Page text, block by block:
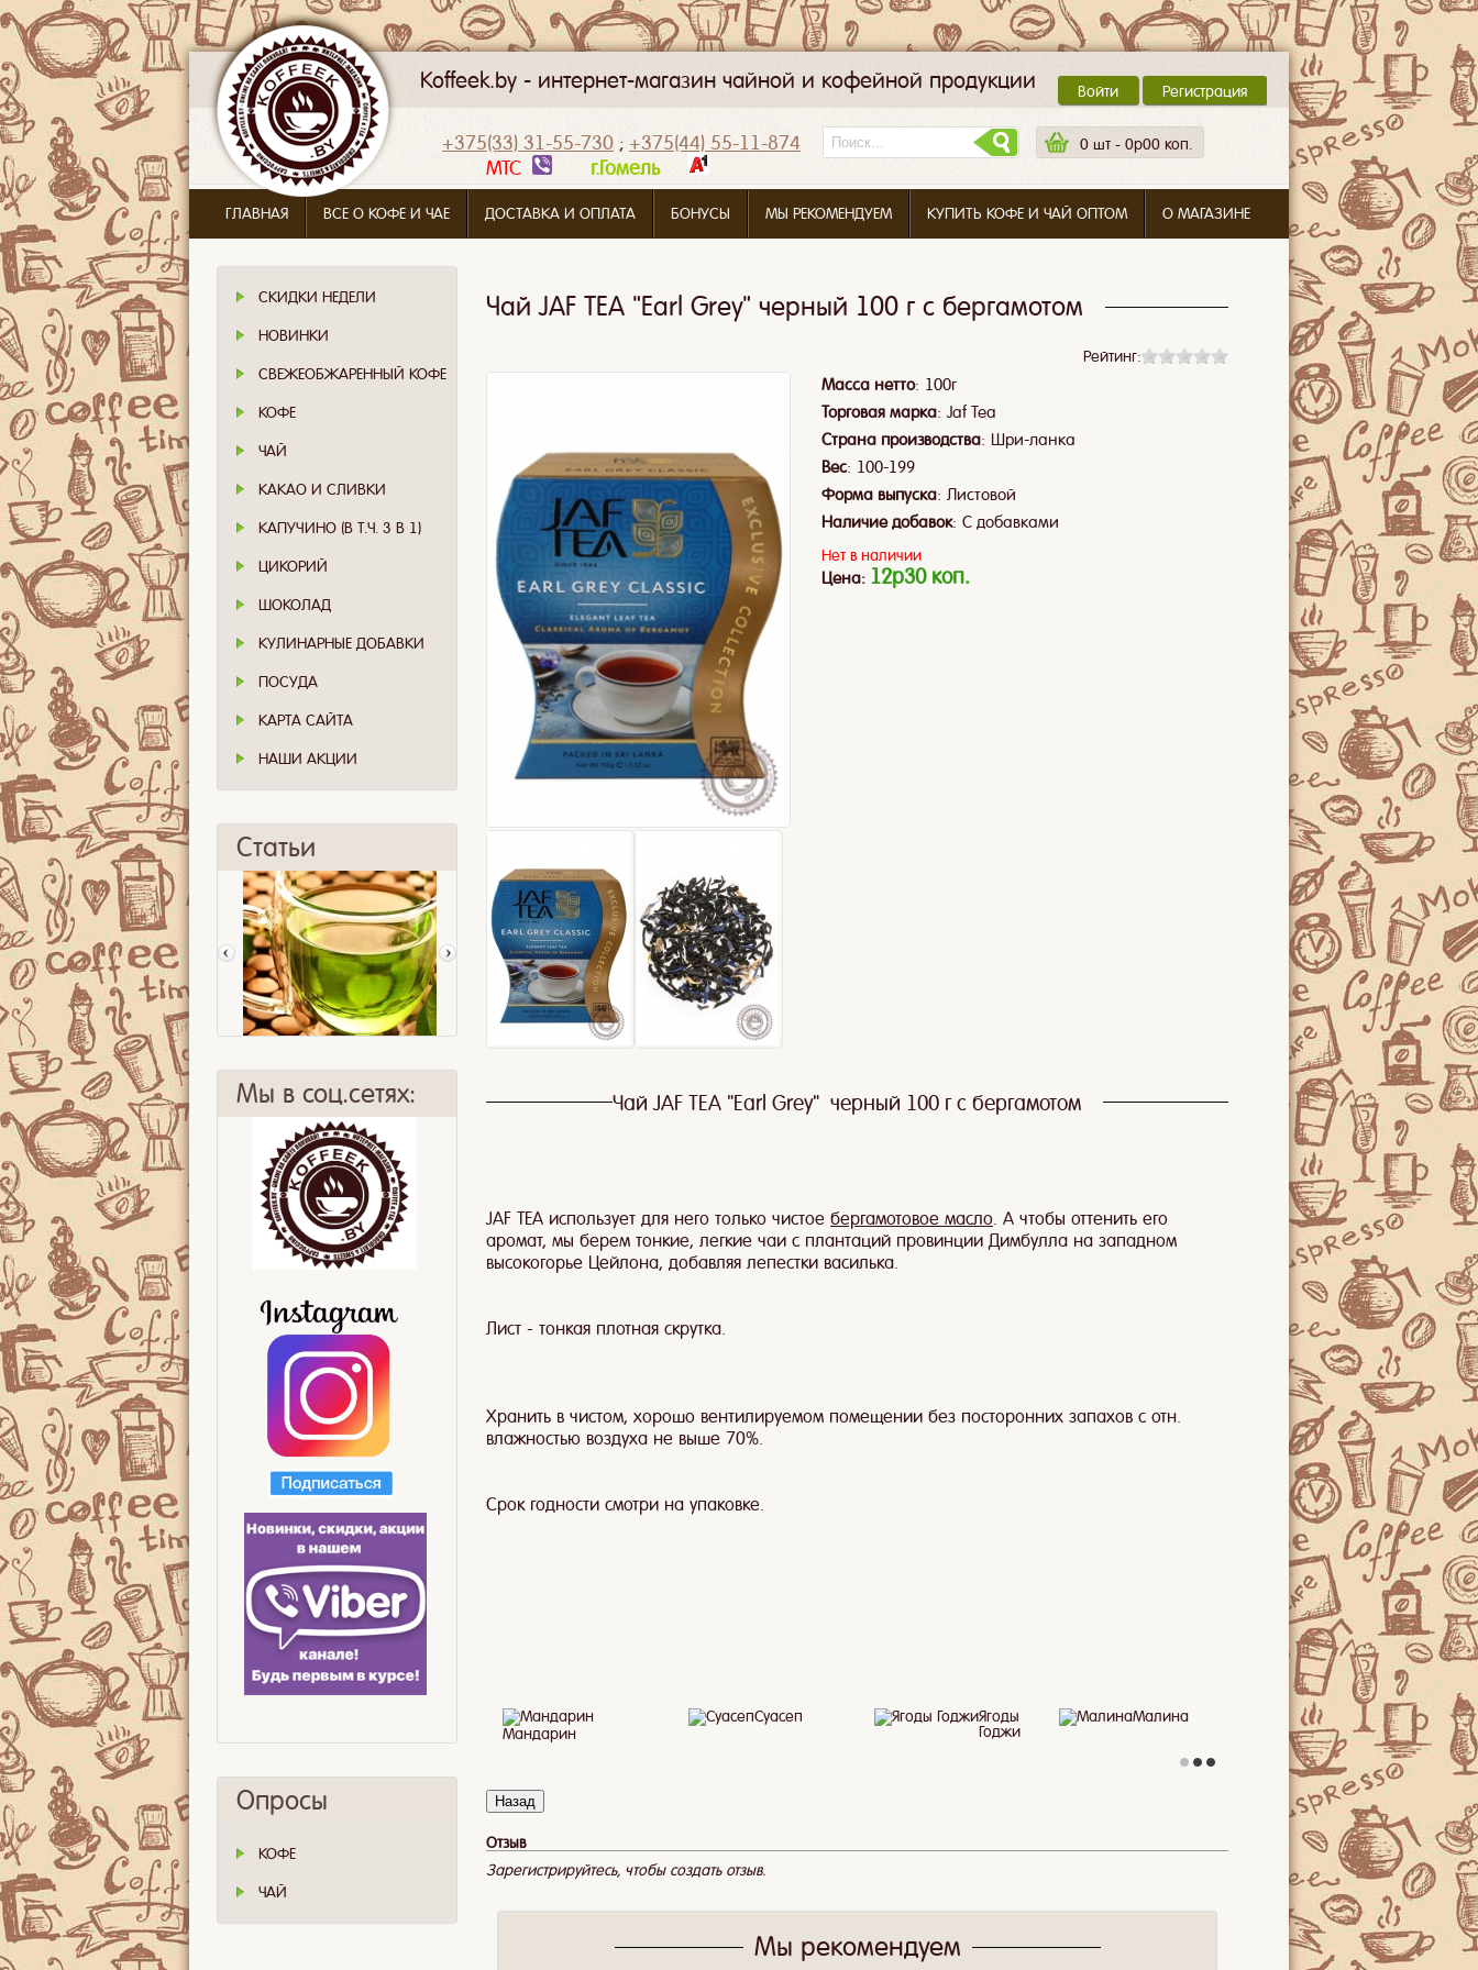
Koffeek.by - интернет-магазин чайной и кофейной продукции Войти Регистрация
+375(33) 31-55-730 ; +375(44) 55-11-874
МТС
г.Гомель
0 шт - 0p00 коп.
ГЛАВНАЯ ВСЕ О КОФЕ И ЧАЕ ДОСТАВКА И ОПЛАТА БОНУСЫ МЫ РЕКОМЕНДУЕМ КУПИТЬ КОФЕ И ЧАЙ ОПТОМ О МАГАЗИНЕ
СКИДКИ НЕДЕЛИ
НОВИНКИ
СВЕЖЕОБЖАРЕННЫЙ КОФЕ
КОФЕ
ЧАЙ
КАКАО И СЛИВКИ
КАПУЧИНО (В Т.Ч. 3 В 1)
ЦИКОРИЙ
ШОКОЛАД
КУЛИНАРНЫЕ ДОБАВКИ
ПОСУДА
КАРТА САЙТА
НАШИ АКЦИИ
Статьи
Делаем правильно Хризантема
Мы в соц.сетях:
Опросы
КОФЕ
ЧАЙ
Чай JAF TEA "Earl Grey" черный 100 г с бергамотом
Рейтинг:
Масса нетто: 100г
Торговая марка:Jaf Tea
Страна производства: Шри-ланка
Вес: 100-199
Форма выпуска: Листовой
Наличие добавок: С добавками
Нет в наличии
Цена: 12p30 коп.
Чай JAF TEA "Earl Grey" черный 100 г с бергамотом
JAF TEA использует для него только чистое бергамотовое масло . А чтобы оттенить его
аромат, мы берем тонкие, легкие чаи с плантаций провинции Димбулла на западном
высокогорье Цейлона, добавляя лепестки василька.
Лист - тонкая плотная скрутка.
Хранить в чистом, хорошо вентилируемом помещении без посторонних запахов с отн.
влажностью воздуха не выше 70%.
Срок годности смотри на упаковке.
Мандарин
Суасеп
Ягоды
Годжи
Малина
Бергамот Клубника Лимон Мята
Зарегистрируйтесь, чтобы создать отзыв.
Мы рекомендуем